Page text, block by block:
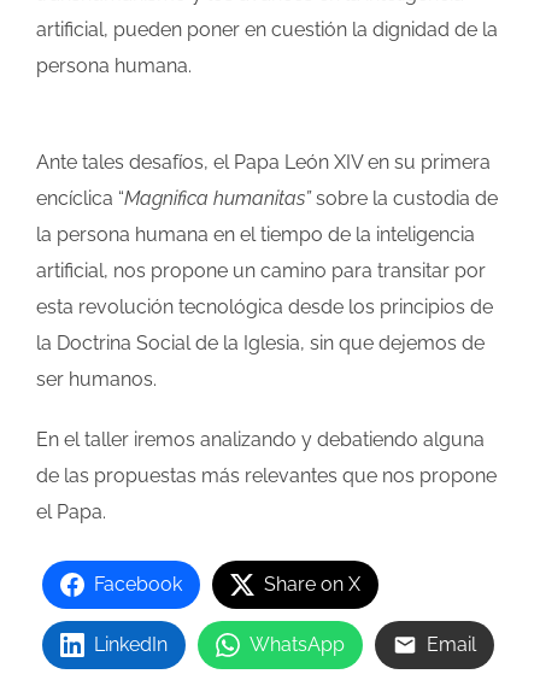
artificial, pueden poner en cuestión la dignidad de la
persona humana.
Ante tales desafíos, el Papa León XIV en su primera
encíclica “Magnifica humanitas”sobre la custodia de
la persona humana en el tiempo de la inteligencia
artificial, nos propone un camino para transitar por
esta revolución tecnológica desde los principios de
la Doctrina Social de la Iglesia, sin que dejemos de
ser humanos.
En el taller iremos analizando y debatiendo alguna
de las propuestas más relevantes que nos propone
el Papa.
Facebook Share on X
LinkedIn WhatsApp Email